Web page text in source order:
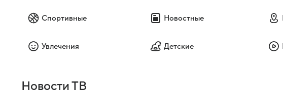
Спортивные Новостные
Увлечения Детские
Новости ТВ